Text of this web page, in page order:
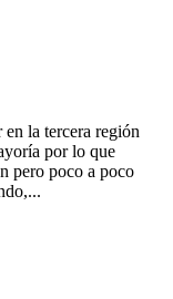
la tercera región
por lo que
pero poco a poco